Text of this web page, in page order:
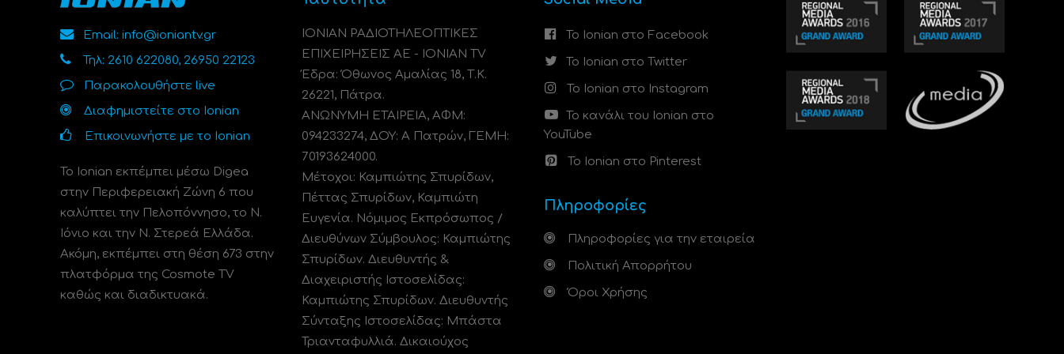
Email: info@ioniantv.gr
Τηλ: 2610 622080, 26950 22123
Παρακολουθήστε live
Διαφημιστείτε στο Ionian
Επικοινωνήστε με το Ionian
Το Ionian εκπέμπει μέσω Digea
στην Περιφερειακή Ζώνη 6 που
καλύπτει την Πελοπόννησο, το N.
Ιόνιο και την Ν. Στερεά Ελλάδα.
Ακόμη, εκπέμπει στη θέση 673 στην
πλατφόρμα της Cosmote TV
καθώς και διαδικτυακά.
ΙΟΝΙΑΝ ΡΑΔΙΟΤΗΛΕΟΠΤΙΚΕΣ
ΕΠΙΧΕΙΡΗΣΕΙΣ ΑΕ - IONIAN TV
Έδρα: Όθωνος Αμαλίας 18, Τ.Κ.
26221, Πάτρα.
ΑΝΩΝΥΜΗ ΕΤΑΙΡΕΙΑ, ΑΦΜ:
094233274, ΔΟΥ: A Πατρών, ΓΕΜΗ:
70193624000.
Μέτοχοι: Καμπιώτης Σπυρίδων,
Πέττας Σπυρίδων, Καμπιώτη
Ευγενία. Νόμιμος Εκπρόσωπος /
Διευθύνων Σύμβουλος: Καμπιώτης
Σπυρίδων. Διευθυντής &
Διαχειριστής Ιστοσελίδας:
Καμπιώτης Σπυρίδων. Διευθυντής
Σύνταξης Ιστοσελίδας: Μπάστα
Τριανταφυλλιά. Δικαιούχος
Το Ionian στο Facebook
Το Ionian στο Twitter
Το Ionian στο Instagram
Το κανάλι του Ionian στο
YouTube
Το Ionian στο Pinterest
Πληροφορίες
Πληροφορίες για την εταιρεία
Πολιτική Απορρήτου
Όροι Χρήσης